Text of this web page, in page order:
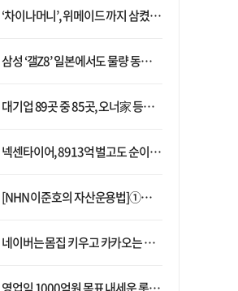
‘차이나머니’, 위메이드 까지 삼켰다… K콘텐츠, 글로벌 확장에도 中 투자 ‘경계령’
삼성 ‘갤Z8’ 일본에서도 물량 동났다…애플 참전 앞두고 선두 수성 ‘시험대’
대기업 89곳 중 85곳, 오너家 등기임원 겸직…BS 46곳·SM 45곳 ‘족벌경영’ 고착화
넥센타이어, 8913억 벌고도 순이익 2억…유럽 세부담에 이익 증발
[NHN 이준호의 자산운용법]①이니시오·JLC ‘부동산’-JLC파트너스 ‘투자’…“부동산 담보대출로 투자재원 확보”
네이버는 몸집 키우고 카카오는 줄였다…‘역대급 실적’에 성장전략은 ‘극과 극’